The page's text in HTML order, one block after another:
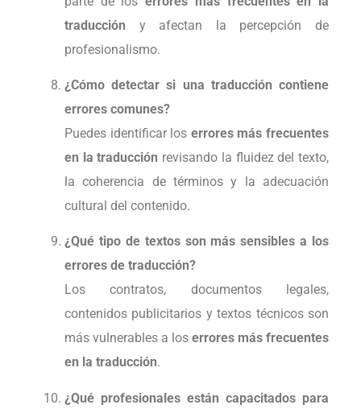
traducción y afectan la percepción de
profesionalismo.
¿Cómo detectar si una traducción contiene
errores comunes?
Puedes identificar los errores más frecuentes
en la traducción revisando la fluidez del texto,
la coherencia de términos y la adecuación
cultural del contenido.
¿Qué tipo de textos son más sensibles a los
errores de traducción?
Los contratos, documentos legales,
contenidos publicitarios y textos técnicos son
más vulnerables a los errores más frecuentes
en la traducción.
¿Qué profesionales están capacitados para